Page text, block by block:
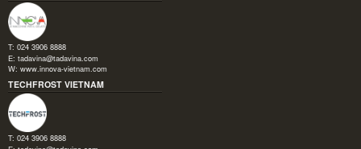
T: 024 3906 8888
E: tadavina@tadavina.com
W: www.innova-vietnam.com
TECHFROST VIETNAM
T: 024 3906 8888